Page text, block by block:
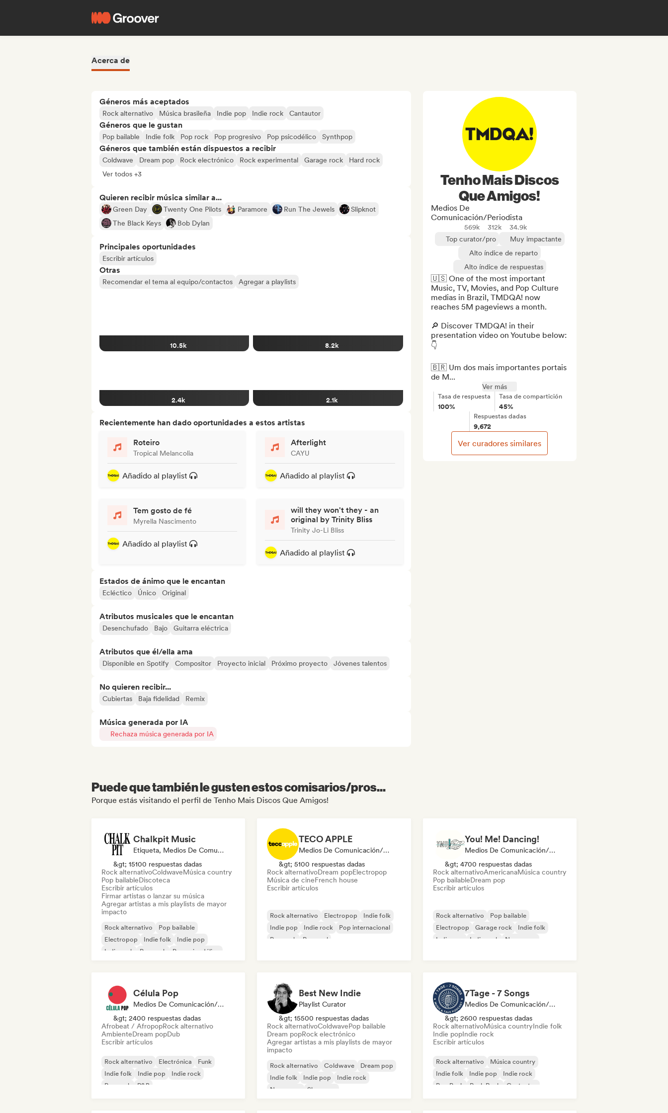
Acerca de
Géneros más aceptados
Rock alternativo Música brasileña Indie pop Indie rock Cantautor
Géneros que le gustan
Pop bailable Indie folk Pop rock Pop progresivo Pop psicodélico Synthpop
Géneros que también están dispuestos a recibir
Coldwave Dream pop Rock electrónico Rock experimental Garage rock
Hard rock
Ver todos +3
Quieren recibir música similar a...
Green Day Twenty One Pilots Paramore Run The Jewels
Slipknot
The Black Keys
Bob Dylan
Principales oportunidades
Escribir artículos
Otras
Recomendar el tema al equipo/contactos Agregar a playlists
10.5k 8.2k
2.4k 2.1k
Recientemente han dado oportunidades a estos artistas
Roteiro
Tropical Melancolia
Añadido al playlist
Afterlight
CAYU
Añadido al playlist
Tem gosto de fé
Myrella Nascimento
Añadido al playlist
will they won't they - an
original by Trinity Bliss
Trinity Jo-Li Bliss
Añadido al playlist
Estados de ánimo que le encantan
Ecléctico Único Original
Atributos musicales que le encantan
Desenchufado Bajo Guitarra eléctrica
Atributos que él/ella ama
Disponible en Spotify Compositor Proyecto inicial Próximo proyecto Jóvenes talentos
No quieren recibir...
Cubiertas Baja fidelidad Remix
Música generada por IA
Rechaza música generada por IA
Tenho Mais Discos
Que Amigos!
Medios De
Comunicación/Periodista
569k 312k
34.9k
Top curator/pro
Muy impactante
Alto índice de reparto
Alto índice de respuestas
🇺🇸 One of the most important
Music, TV, Movies, and Pop Culture
medias in Brazil, TMDQA! now
reaches 5M pageviews a month.
🔎 Discover TMDQA! in their
presentation video on Youtube below:
👇
🇧🇷 Um dos mais importantes portais
de M...
Ver más
Tasa de respuesta
100%
Tasa de compartición
45%
Respuestas dadas
9,672
Ver curadores similares
Puede que también le gusten estos comisarios/pros...
Porque estás visitando el perfil de Tenho Mais Discos Que Amigos!
Chalkpit Music
Etiqueta, Medios De Comunicación/Periodista, Playlist Curator
&gt; 15100 respuestas dadas
Rock alternativoColdwaveMúsica country
Pop bailableDiscoteca
Escribir artículos
Firmar artistas o lanzar su música
Agregar artistas a mis playlists de mayor
impacto
Rock alternativo
Pop bailable
Electropop
Indie folk
Indie pop
Indie rock
Pop rock Pop psicodélico
TECO APPLE
Medios De Comunicación/Periodista
&gt; 5100 respuestas dadas
Rock alternativoDream popElectropop
Música de cineFrench house
Escribir artículos
Rock alternativo Electropop
Indie folk
Indie pop
Indie rock
Pop internacional
Pop rock
Pop soul
You! Me! Dancing!
Medios De Comunicación/Periodista
&gt; 4700 respuestas dadas
Rock alternativoAmericanaMúsica country
Pop bailableDream pop
Escribir artículos
Rock alternativo
Pop bailable
Electropop
Garage rock
Indie folk
Indie pop
Indie rock New wave
Célula Pop
Medios De Comunicación/Periodista
&gt; 2400 respuestas dadas
Afrobeat / AfropopRock alternativo
AmbienteDream popDub
Escribir artículos
Rock alternativo Electrónica
Funk
Indie folk
Indie pop
Indie rock
Pop rock
R&B
Best New Indie
Playlist Curator
&gt; 15500 respuestas dadas
Rock alternativoColdwavePop bailable
Dream popRock electrónico
Agregar artistas a mis playlists de mayor
impacto
Rock alternativo Coldwave
Dream pop
Indie folk
Indie pop
Indie rock
New wave
Shoegaze
7Tage - 7 Songs
Medios De Comunicación/Periodista
&gt; 2600 respuestas dadas
Rock alternativoMúsica countryIndie folk
Indie popIndie rock
Escribir artículos
Rock alternativo
Música country
Indie folk
Indie pop
Indie rock
Pop Punk
Punk Rock Cantautor